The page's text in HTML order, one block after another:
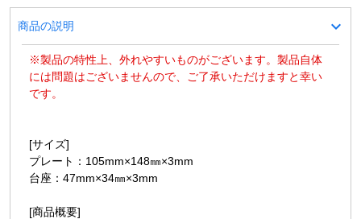
商品の説明 expand_more
※製品の特性上、外れやすいものがございます。製品自体
には問題はございませんので、ご了承いただけますと幸い
です。
[サイズ]
プレート：105mm×148㎜×3mm
台座：47mm×34㎜×3mm
[商品概要]